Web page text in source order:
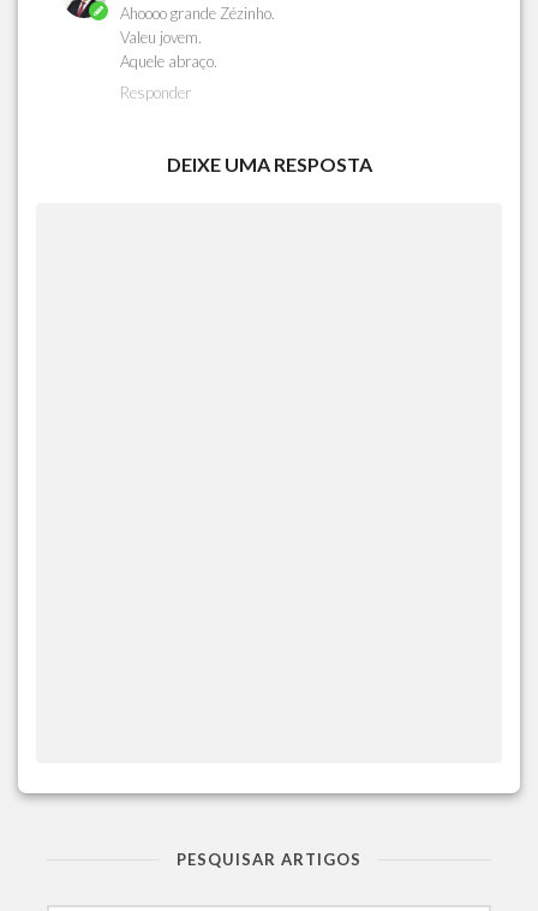
Ahoooo grande Zézinho.
Valeu jovem.
Aquele abraço.
Responder
DEIXE UMA RESPOSTA
PESQUISAR ARTIGOS